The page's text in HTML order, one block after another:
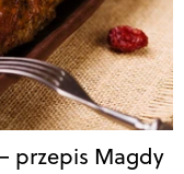
przepis Magdy